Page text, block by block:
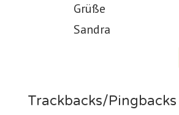
Grüße
Sandra
Trackbacks/Pingbacks